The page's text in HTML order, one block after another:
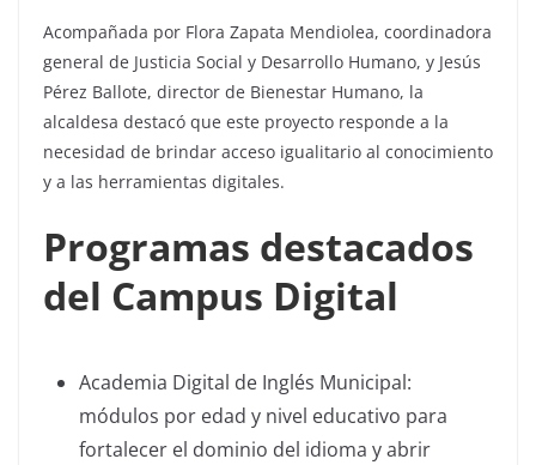
Acompañada por Flora Zapata Mendiolea, coordinadora
general de Justicia Social y Desarrollo Humano, y Jesús
Pérez Ballote, director de Bienestar Humano, la
alcaldesa destacó que este proyecto responde a la
necesidad de brindar acceso igualitario al conocimiento
y a las herramientas digitales.
Programas destacados
del Campus Digital
Academia Digital de Inglés Municipal:
módulos por edad y nivel educativo para
fortalecer el dominio del idioma y abrir